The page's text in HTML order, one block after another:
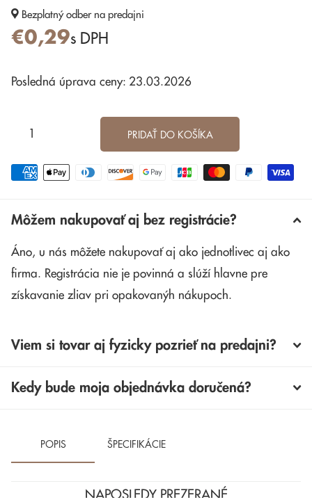
Bezplatný odber na predajni
€0,29s DPH
Posledná úprava ceny: 23.03.2026
PRIDAŤ DO KOŠÍKA
Môžem nakupovať aj bez registrácie?
Áno, u nás môžete nakupovať aj ako jednotlivec aj ako
firma. Registrácia nie je povinná a slúží hlavne pre
získavanie zliav pri opakovanýh nákupoch.
Viem si tovar aj fyzicky pozrieť na predajni?
Kedy bude moja objednávka doručená?
POPIS ŠPECIFIKÁCIE
NAPOSLEDY PREZERANÉ